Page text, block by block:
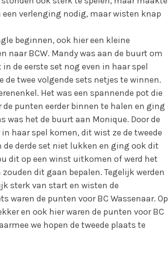
een verlenging nodig, maar wisten knap
beginnen, ook hier een kleine
naar BCW. Mandy was aan de buurt om
de eerste set nog even in haar spel
twee volgende sets netjes te winnen.
Het was een spannende pot die
punten eerder binnen te halen en ging
was het de buurt aan Monique. Door de
haar spel komen, dit wist ze de tweede
derde set niet lukken en ging ook dit
dit op een winst uitkomen of werd het
dit gaan bepalen. Tegelijk werden
sterk van start en wisten de
waren de punten voor BC Wassenaar. Op
en ook hier waren de punten voor BC
we hopen de tweede plaats te